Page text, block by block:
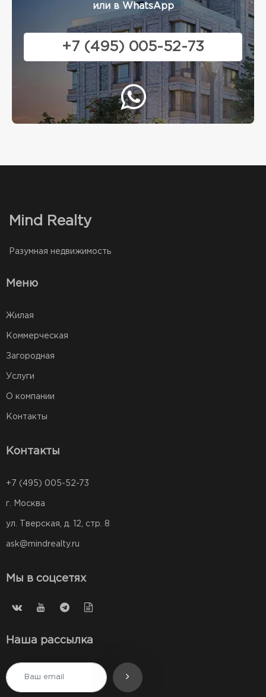
или в WhatsApp
+7 (495) 005-52-73
Mind Realty
Разумная недвижимость
Меню
Жилая
Коммерческая
Загородная
Услуги
О компании
Контакты
Контакты
+7 (495) 005-52-73
г. Москва
ул. Тверская, д. 12, стр. 8
ask@mindrealty.ru
Мы в соцсетях
Наша рассылка